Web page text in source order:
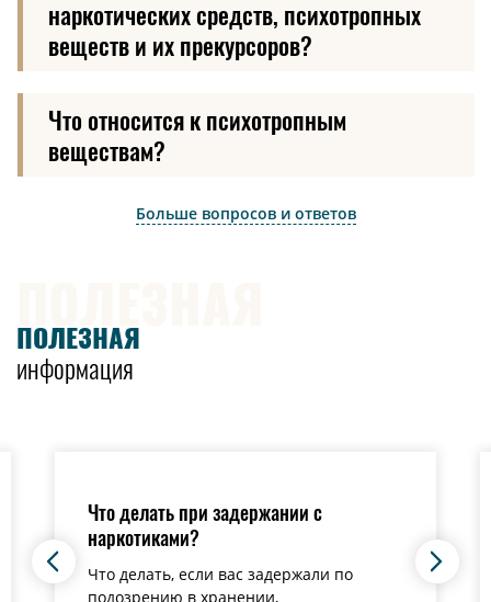
наркотических средств, психотропных
веществ и их прекурсоров?
Что относится к психотропным
веществам?
Больше вопросов и ответов
ПОЛЕЗНАЯ
информация
Что делать при задержании с
наркотиками?
Что делать, если вас задержали по
подозрению в хранении,